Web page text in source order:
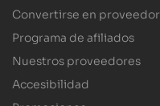
Convertirse en proveedor
Programa de afiliados
Nuestros proveedores
Accesibilidad